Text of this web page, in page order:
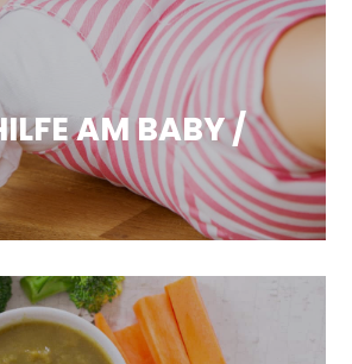
AM BABY /
AM BABY /